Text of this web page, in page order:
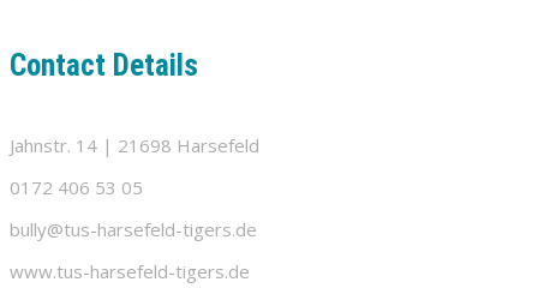
Contact Details
Jahnstr. 14 | 21698 Harsefeld
0172 406 53 05
bully@tus-harsefeld-tigers.de
www.tus-harsefeld-tigers.de